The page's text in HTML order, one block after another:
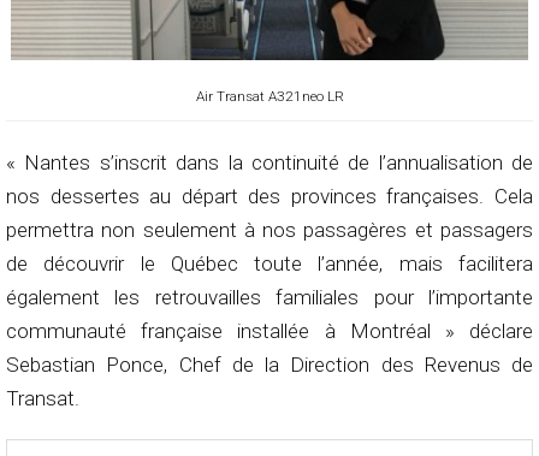
Air Transat A321neo LR
« Nantes s’inscrit dans la continuité de l’annualisation de
nos dessertes au départ des provinces françaises. Cela
permettra non seulement à nos passagères et passagers
de découvrir le Québec toute l’année, mais facilitera
également les retrouvailles familiales pour l’importante
communauté française installée à Montréal » déclare
Sebastian Ponce, Chef de la Direction des Revenus de
Transat.